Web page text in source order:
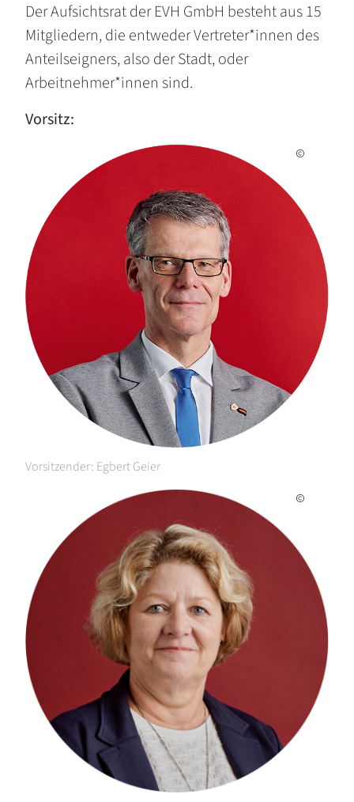
Der Aufsichtsrat der EVH GmbH besteht aus 15
Mitgliedern, die entweder Vertreter*innen des
Anteilseigners, also der Stadt, oder
Arbeitnehmer*innen sind.
Vorsitz:
Vorsitzender: Egbert Geier